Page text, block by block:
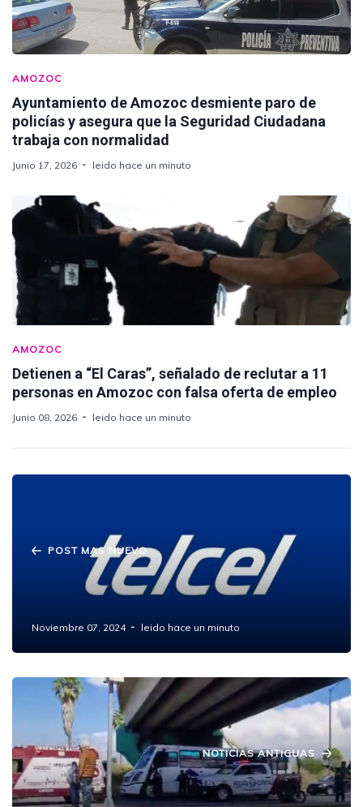
AMOZOC
Ayuntamiento de Amozoc desmiente paro de
policías y asegura que la Seguridad Ciudadana
trabaja con normalidad
Junio 17, 2026 leido hace un minuto
AMOZOC
Detienen a “El Caras”, señalado de reclutar a 11
personas en Amozoc con falsa oferta de empleo
Junio 08, 2026 leido hace un minuto
POST MAS NUEVO
El Gran Apagón de Telcel: Usuarios
Mexicanos Reportan Falta de Servicio
Noviembre 07, 2024 leido hace un minuto
NOTICIAS ANTIGUAS
Tragedia en la "curva de la muerte" en
Amozoc